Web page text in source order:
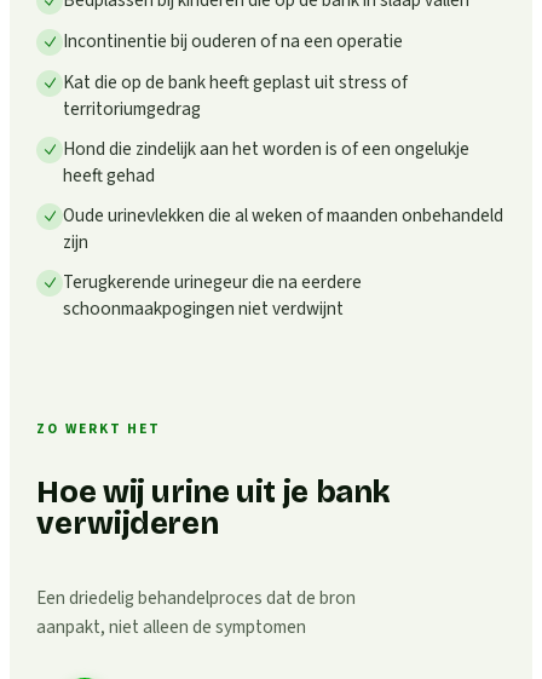
Incontinentie bij ouderen of na een operatie
Kat die op de bank heeft geplast uit stress of
territoriumgedrag
Hond die zindelijk aan het worden is of een ongelukje
heeft gehad
Oude urinevlekken die al weken of maanden onbehandeld
zijn
Terugkerende urinegeur die na eerdere
schoonmaakpogingen niet verdwijnt
ZO WERKT HET
Hoe wij urine uit je bank
verwijderen
Een driedelig behandelproces dat de bron
aanpakt, niet alleen de symptomen